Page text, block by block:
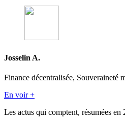
Josselin A.
Finance décentralisée,
En voir +
Les actus qui comptent, résumées en